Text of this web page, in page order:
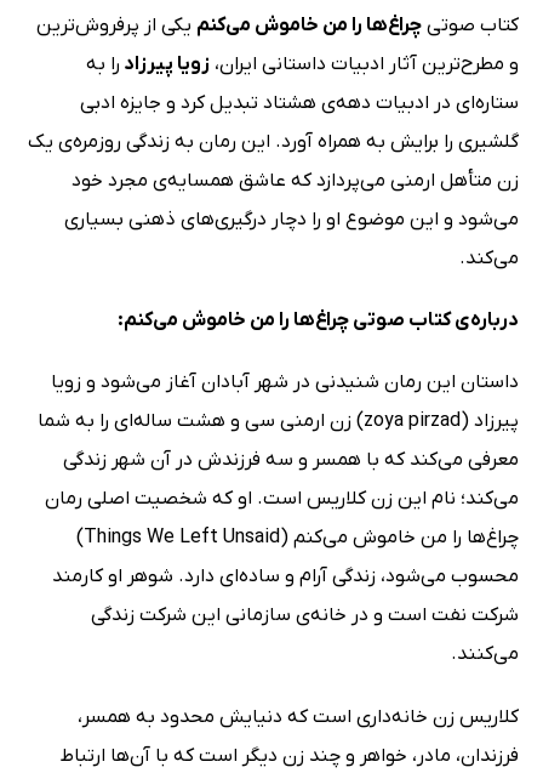
کتاب صوتی چراغ‌ها را من خاموش می‌کنم یکی از پرفروش‌ترین
و مطرح‌ترین آثار ادبیات داستانی ایران، زویا پیرزاد را به
ستاره‌ای در ادبیات دهه‌ی هشتاد تبدیل کرد و جایزه ادبی
گلشیری را برایش به همراه آورد. این رمان به زندگی روزمره‌ی یک
زن متأهل ارمنی می‌پردازد که عاشق همسایه‌ی مجرد خود
می‌شود و این موضوع او را دچار درگیری‌های ذهنی بسیاری
می‌کند.
درباره‌ی کتاب صوتی چراغ‌ها را من خاموش می‌کنم:
داستان این رمان شنیدنی در شهر آبادان آغاز می‌شود و زویا
پیرزاد (zoya pirzad) زن ارمنی‌ سی و هشت ساله‌ای را به شما
معرفی می‌کند که با همسر و سه فرزندش در آن شهر زندگی
می‌کند؛ نام این زن کلاریس است. او که شخصیت اصلی رمان
چراغ‌ها را من خاموش می‌کنم (Things We Left Unsaid)
محسوب می‌شود، زندگی آرام و ساده‌ای دارد. شوهر او کارمند
شرکت نفت است و در خانه‌ی سازمانی این شرکت زندگی
می‌کنند.
کلاریس زن خانه‌داری است که دنیایش محدود به همسر،
فرزندان، مادر، خواهر و چند زن دیگر است که با آن‌ها ارتباط